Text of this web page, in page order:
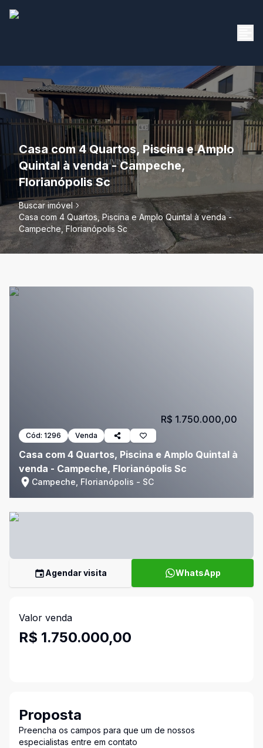
Casa com 4 Quartos, Piscina e Amplo
Quintal à venda - Campeche,
Florianópolis Sc
Buscar imóvel
Casa com 4 Quartos, Piscina e Amplo Quintal à venda -
Campeche, Florianópolis Sc
Cód: 1296 Venda
Casa com 4 Quartos, Piscina e Amplo Quintal à
venda - Campeche, Florianópolis Sc
Campeche, Florianópolis - SC
R$ 1.750.000,00
Agendar visita WhatsApp
Valor venda
R$ 1.750.000,00
Proposta
Preencha os campos para que um de nossos
especialistas entre em contato